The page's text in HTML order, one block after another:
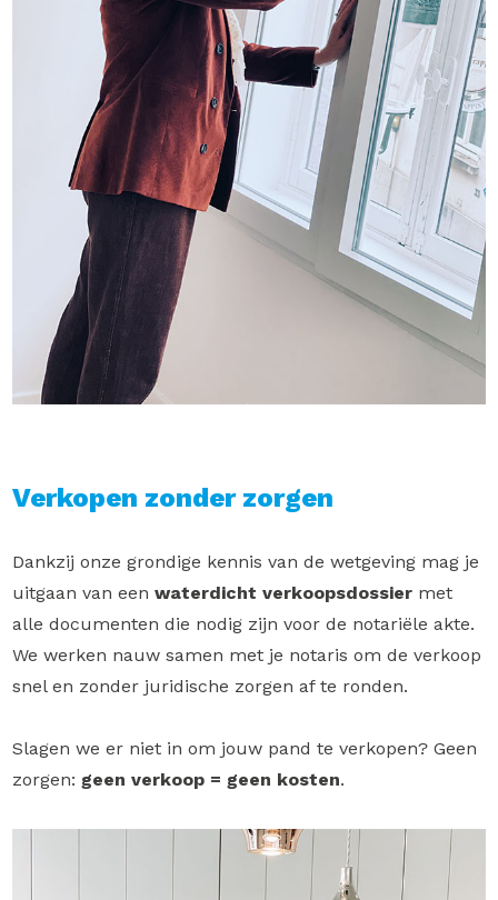
Verkopen zonder zorgen
Dankzij onze grondige kennis van de wetgeving mag je
uitgaan van eenwaterdicht verkoopsdossier met
alle documenten die nodig zijn voor de notariële akte.
We werken nauw samen met je notaris om de verkoop
snel en zonder juridische zorgen af te ronden.
Slagen we er niet in om jouw pand te verkopen? Geen
zorgen: geen verkoop = geen kosten.